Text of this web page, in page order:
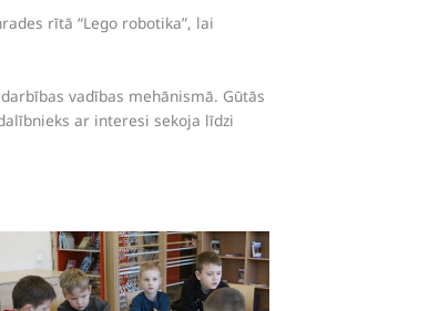
rītā “Lego robotika”, lai
vadības mehānismā. Gūtās
ar interesi sekoja līdzi